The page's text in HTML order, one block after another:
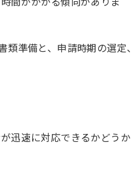
準備と、申請時期の選定、
迅速に対応できるかどうか